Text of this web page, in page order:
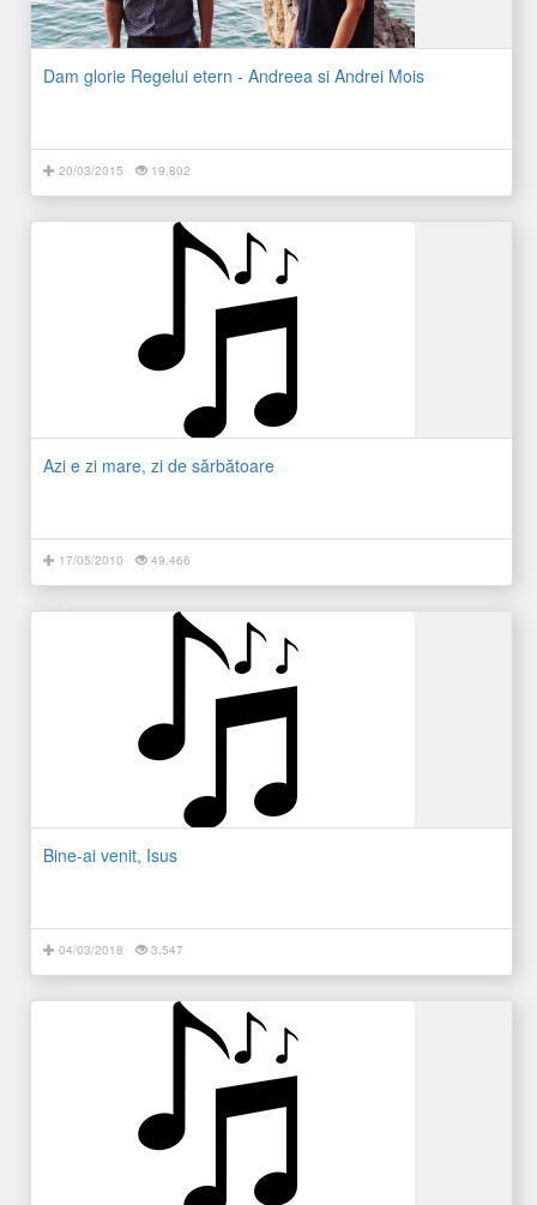
Dam glorie Regelui etern - Andreea si Andrei Mois
20/03/2015 19.802
Azi e zi mare, zi de sărbătoare
17/05/2010 49.466
Bine-ai venit, Isus
04/03/2018 3.547